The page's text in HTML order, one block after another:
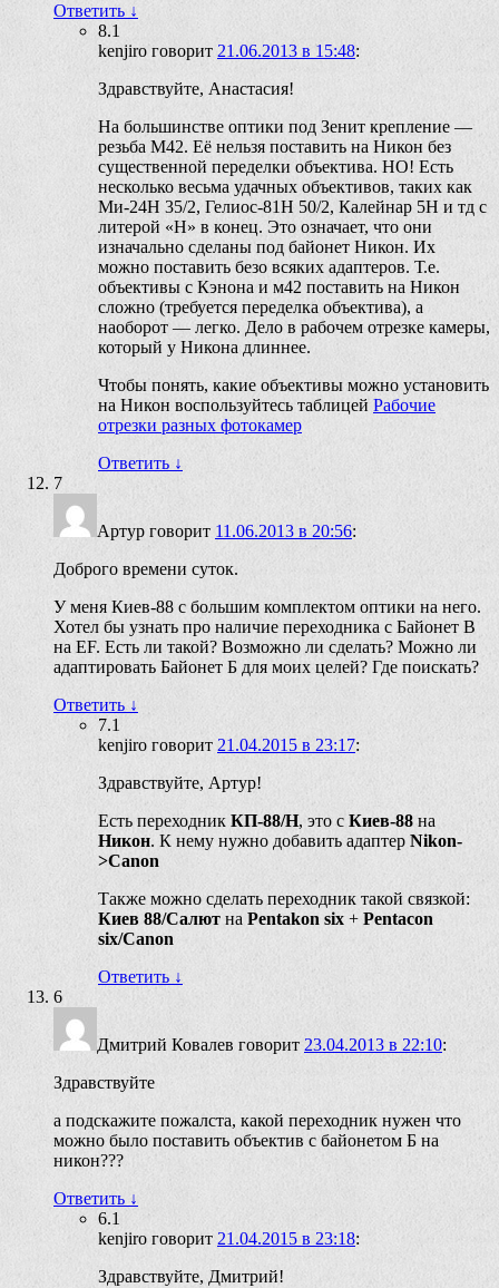
Ответить ↓
8.1
kenjiro говорит 21.06.2013 в 15:48:
Здравствуйте, Анастасия!
На большинстве оптики под Зенит крепление —
резьба М42. Её нельзя поставить на Никон без
существенной переделки объектива. НО! Есть
несколько весьма удачных объективов, таких как
Ми-24Н 35/2, Гелиос-81Н 50/2, Калейнар 5Н и тд с
литерой «Н» в конец. Это означает, что они
изначально сделаны под байонет Никон. Их
можно поставить безо всяких адаптеров. Т.е.
объективы с Кэнона и м42 поставить на Никон
сложно (требуется переделка объектива), а
наоборот — легко. Дело в рабочем отрезке камеры,
который у Никона длиннее.
Чтобы понять, какие объективы можно установить
на Никон воспользуйтесь таблицей Рабочие
отрезки разных фотокамер
Ответить ↓
7
Артур говорит 11.06.2013 в 20:56:
Доброго времени суток.
У меня Киев-88 с большим комплектом оптики на него.
Хотел бы узнать про наличие переходника с Байонет В
на EF. Есть ли такой? Возможно ли сделать? Можно ли
адаптировать Байонет Б для моих целей? Где поискать?
Ответить ↓
7.1
kenjiro говорит 21.04.2015 в 23:17:
Здравствуйте, Артур!
Есть переходник КП-88/Н, это с Киев-88 на
Никон. К нему нужно добавить адаптер Nikon-
>Canon
Также можно сделать переходник такой связкой:
Киев 88/Салют на Pentakon six + Pentacon
six/Canon
Ответить ↓
6
Дмитрий Ковалев говорит 23.04.2013 в 22:10:
Здравствуйте
а подскажите пожалста, какой переходник нужен что
можно было поставить объектив с байонетом Б на
никон???
Ответить ↓
6.1
kenjiro говорит 21.04.2015 в 23:18:
Здравствуйте, Дмитрий!